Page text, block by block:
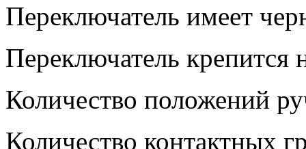
Переключатель имеет
Переключатель
Количество положений
Количество контактных